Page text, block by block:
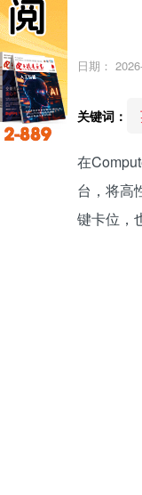
日期：
关键词：
在
台，将高
键卡位，